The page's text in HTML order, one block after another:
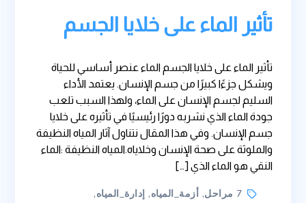
تأثير الماء على خلايا الجسم
تأثير الماء على خلايا الجسم الماء عنصر أساسي للحياة
ويشكل جزءًا كبيرًا من جسم الإنسان. يعتمد الأداء
السليم لجسم الإنسان على الماء، ولهذا السبب تلعب
جودة الماء الذي نشربه دورًا رئيسيًا في تأثيره على خلايا
جسم الإنسان. وفي هذا المقال نتناول آثار المياه النظيفة
والملوثة على صحة الإنسان وخلاياه.المياه النظيفة :الماء
النقي هو الماء الذي […]
Tags
7 مراحل , أزمة_المياه, إدارة_المياه,